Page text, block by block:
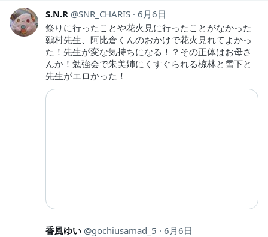
S.N.R SNR_CHARIS 6月6日
祭りに行ったことや花火見に行ったことがなかった
鶸村先生、阿比倉くんのおかけで花火見れてよかっ
た！先生が変な気持ちになる！？その正体はお母さ
んか！勉強会で朱美姉にくすぐられる椋林と雪下と
先生がエロかった！
香風ゆい gochiusamad_5
6月6日